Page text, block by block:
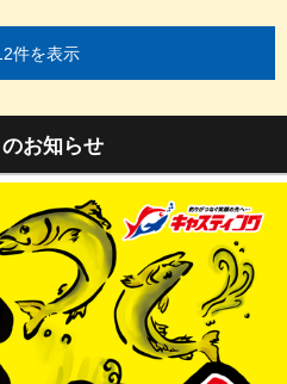
件を表示
お知らせ